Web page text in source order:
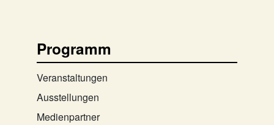
Programm
Veranstaltungen
Ausstellungen
Medienpartner